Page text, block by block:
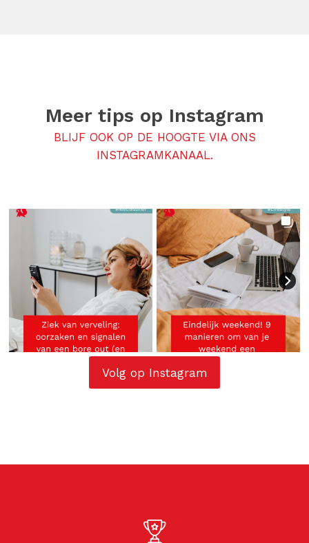
Meer tips op Instagram
BLIJF OOK OP DE HOOGTE VIA ONS
INSTAGRAMKANAAL.
Volg op Instagram